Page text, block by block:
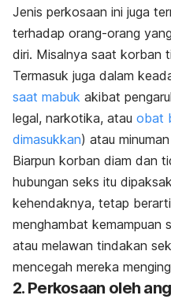
Jenis perkosaan ini juga
terhadap orang-orang
diri. Misalnya saat korban
Termasuk juga dalam
saat mabuk akibat
legal, narkotika, atau obat
dimasukkan) atau
Biarpun korban diam dan
hubungan seks itu
kehendaknya, tetap
menghambat kemampuan
atau melawan tindakan
mencegah mereka
2. Perkosaan oleh